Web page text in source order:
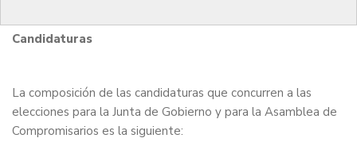
Candidaturas
La composición de las candidaturas que concurren a las
elecciones para la Junta de Gobierno y para la Asamblea de
Compromisarios es la siguiente: